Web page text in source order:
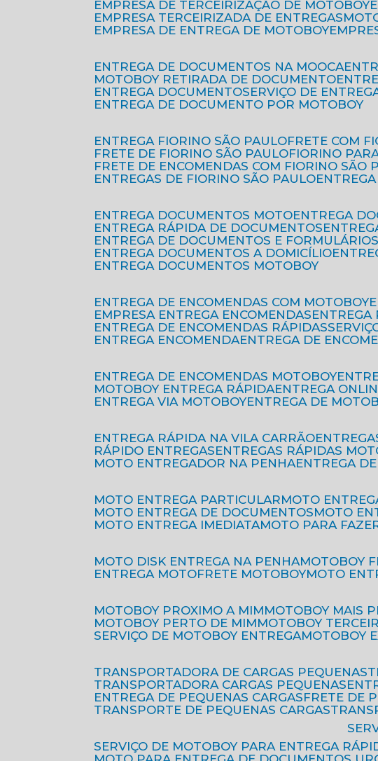
EMPRESA DE TERCEIRIZAÇÃO DE MOTOBOY
EMPRESA TERCEIRIZADA DE ENTREGAS
EMPRESA DE ENTREGA DE MOTOBOY
ENTREGA DE DOCUMENTOS NA MOOCA
MOTOBOY RETIRADA DE DOCUMENTO
ENTREGA DOCUMENTO
SERVIÇO DE
ENTREGA DE DOCUMENTO POR MOTOBOY
ENTREGA FIORINO SÃO PAULO
FRETE COM
FRETE DE FIORINO SÃO PAULO
FIORINO
FRETE DE ENCOMENDAS COM FIORINO SÃO
ENTREGAS DE FIORINO SÃO PAULO
ENTREGA DOCUMENTOS MOTO
ENTREGA
ENTREGA RÁPIDA DE DOCUMENTOS
ENTREGA DE DOCUMENTOS E FORMULÁRIOS
ENTREGA DOCUMENTOS A DOMICÍLIO
ENTREGA DOCUMENTOS MOTOBOY
ENTREGA DE ENCOMENDAS COM MOTOBOY
EMPRESA ENTREGA ENCOMENDAS
ENTREGA DE ENCOMENDAS RÁPIDAS
ENTREGA ENCOMENDA
ENTREGA DE
ENTREGA DE ENCOMENDAS MOTOBOY
MOTOBOY ENTREGA RÁPIDA
ENTREGA
ENTREGA VIA MOTOBOY
ENTREGA DE
ENTREGA RÁPIDA NA VILA CARRÃO
RÁPIDO ENTREGAS
ENTREGAS RÁPIDAS
MOTO ENTREGADOR NA PENHA
ENTREGA
MOTO ENTREGA PARTICULAR
MOTO
MOTO ENTREGA DE DOCUMENTOS
MOTO
MOTO ENTREGA IMEDIATA
MOTO PARA
MOTO DISK ENTREGA NA PENHA
MOTOBOY
ENTREGA MOTO
FRETE MOTOBOY MOTO
MOTOBOY PROXIMO A MIM
MOTOBOY MAIS
MOTOBOY PERTO DE MIM
MOTOBOY
SERVIÇO DE MOTOBOY ENTREGA
MOTOBOY
TRANSPORTADORA DE CARGAS PEQUENAS
TRANSPORTADORA CARGAS PEQUENAS
ENTREGA DE PEQUENAS CARGAS
FRETE DE
TRANSPORTE DE PEQUENAS CARGAS
SERVIÇO DE MOTOBOY PARA ENTREGA